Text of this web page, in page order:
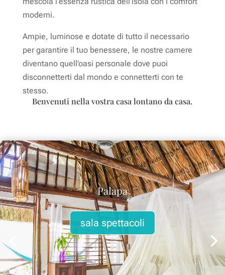
moderni.
Ampie, luminose e dotate di tutto il necessario
per garantire il tuo benessere, le nostre camere
diventano quell’oasi personale dove puoi
disconnetterti dal mondo e connetterti con te
stesso.
Benvenuti nella vostra casa lontano da casa.
Palapa
sala spettacoli